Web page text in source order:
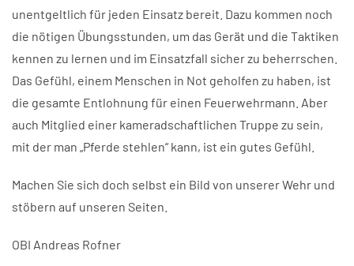
unentgeltlich für jeden Einsatz bereit. Dazu kommen noch
die nötigen Übungsstunden, um das Gerät und die Taktiken
kennen zu lernen und im Einsatzfall sicher zu beherrschen.
Das Gefühl, einem Menschen in Not geholfen zu haben, ist
die gesamte Entlohnung für einen Feuerwehrmann. Aber
auch Mitglied einer kameradschaftlichen Truppe zu sein,
mit der man „Pferde stehlen“ kann, ist ein gutes Gefühl.
Machen Sie sich doch selbst ein Bild von unserer Wehr und
stöbern auf unseren Seiten.
OBI Andreas Rofner